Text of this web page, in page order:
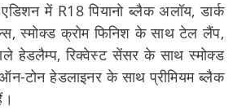
एडिशन में R18 पियानो ब्लैक अलॉय, डार्क
स्मोक्ड क्रोम फिनिश के साथ टेल लैंप,
हेडलैम्प, रिक्वेस्ट सेंसर के साथ स्मोक्ड
टोन हेडलाइनर के साथ प्रीमियम ब्लैक